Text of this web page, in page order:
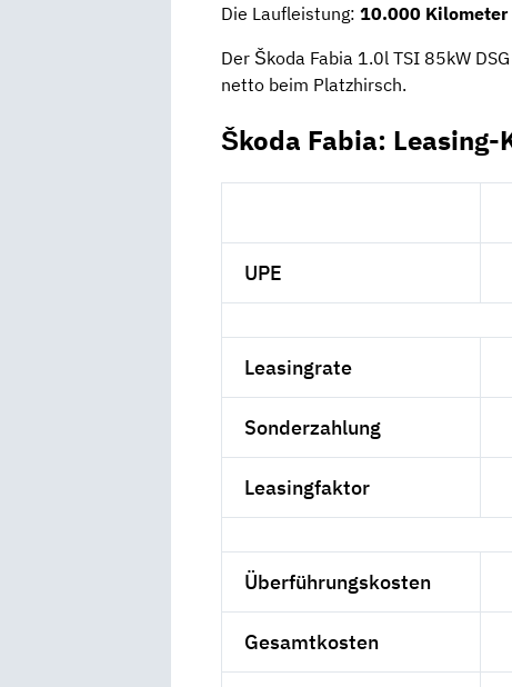
Die Laufleistung: 10.000 Kilometer
Der Škoda Fabia 1.0l TSI 85kW
netto beim Platzhirsch.
Škoda Fabia: Leasing-
UPE
Leasingrate
Sonderzahlung
Leasingfaktor
Überführungskosten
Gesamtkosten